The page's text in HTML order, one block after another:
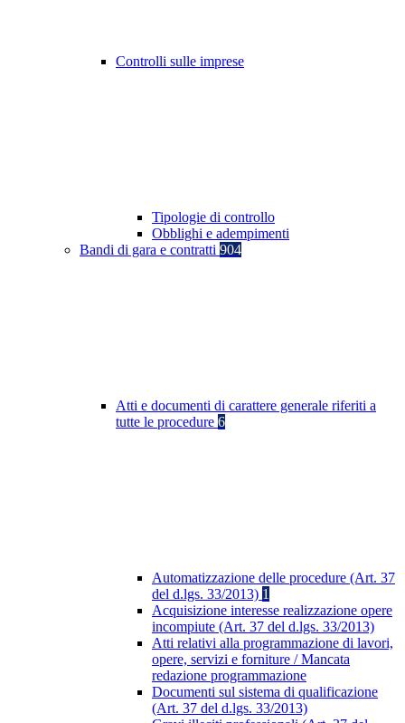
Controlli sulle imprese
Tipologie di controllo
Obblighi e adempimenti
Bandi di gara e contratti 904
Atti e documenti di carattere generale riferiti a
tutte le procedure 6
Automatizzazione delle procedure (Art. 37
del d.lgs. 33/2013) 1
Acquisizione interesse realizzazione opere
incompiute (Art. 37 del d.lgs. 33/2013)
Atti relativi alla programmazione di lavori,
opere, servizi e forniture / Mancata
redazione programmazione
Documenti sul sistema di qualificazione
(Art. 37 del d.lgs. 33/2013)